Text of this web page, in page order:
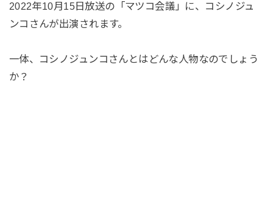
2022年10月15日放送の「マツコ会議」に、コシノジュ
ンコさんが出演されます。
一体、コシノジュンコさんとはどんな人物なのでしょう
か？